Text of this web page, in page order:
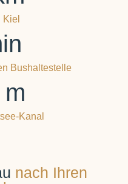
Kiel
Bushaltestelle
Kanal
m
nach Ihren